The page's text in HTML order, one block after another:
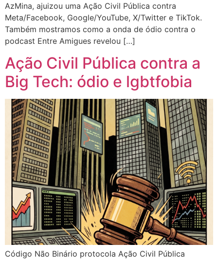
AzMina, ajuizou uma Ação Civil Pública contra
Meta/Facebook, Google/YouTube, X/Twitter e TikTok.
Também mostramos como a onda de ódio contra o
podcast Entre Amigues revelou […]
Ação Civil Pública contra a
Big Tech: ódio e lgbtfobia
Código Não Binário protocola Ação Civil Pública